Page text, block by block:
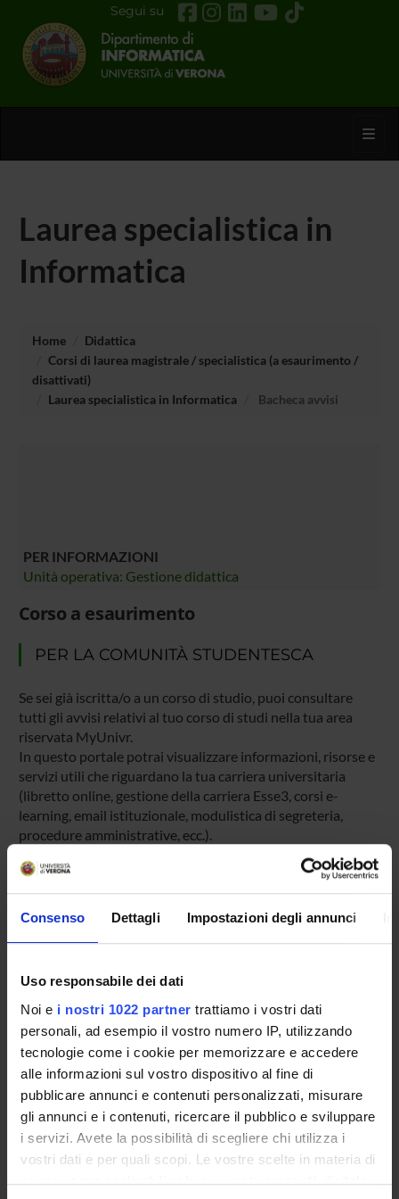
Consenso Dettagli Impostazioni degli annunci
Uso responsabile dei dati
Noi e i nostri 1022 partner trattiamo i vostri dati
personali, ad esempio il vostro numero IP, utilizzando
tecnologie come i cookie per memorizzare e accedere
alle informazioni sul vostro dispositivo al fine di
pubblicare annunci e contenuti personalizzati, misurare
gli annunci e i contenuti, ricercare il pubblico e sviluppare
i servizi. Avete la possibilità di scegliere chi utilizza i
vostri dati e per quali scopi. Le vostre scelte in materia di
privacy sono applicabili solo su questa proprietà digitale
Segui su
Laurea specialistica in
Informatica
Home
Didattica
Corsi di laurea magistrale / specialistica (a esaurimento /
disattivati)
Laurea specialistica in Informatica
Bacheca avvisi
PER INFORMAZIONI
Unità operativa: Gestione didattica
Corso a esaurimento
PER LA COMUNITÀ STUDENTESCA
Se sei già iscritta/o a un corso di studio, puoi consultare
tutti gli avvisi relativi al tuo corso di studi nella tua area
riservata MyUnivr.
In questo portale potrai visualizzare informazioni, risorse e
servizi utili che riguardano la tua carriera universitaria
(libretto online, gestione della carriera Esse3, corsi e-
learning, email istituzionale, modulistica di segreteria,
procedure amministrative, ecc.).
Entra in MyUnivr con le tue credenziali GIA: solo così
potrai ricevere notifica di tutti gli avvisi dei tuoi docenti e
della tua segreteria via mail e anche tramite l'app Univr.
MYUNIVR
Insegnamenti
Calendario didattico
Piani didattici e Guide dello studente
Orario lezioni
Calendario esami
Bacheca avvisi
Proposte tesi e stage
Organi collegiali e di governo